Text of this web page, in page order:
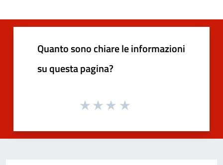
Quanto sono chiare le informazioni
su questa pagina?